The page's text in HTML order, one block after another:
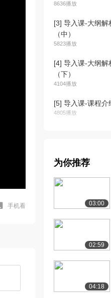
手机看
8636播放
[3] 导入课-大纲解
（中）
5823播放
[4] 导入课-大纲解
（下）
4104播放
[5] 导入课-课程介
4805播放
[7] 导入课-学习方
[8] 导入课-学习
[9] 词汇串讲-一级
（1）（上）
[10] 词汇串讲-一级
（1）（中）
为你推荐
03:00
02:59
04:18